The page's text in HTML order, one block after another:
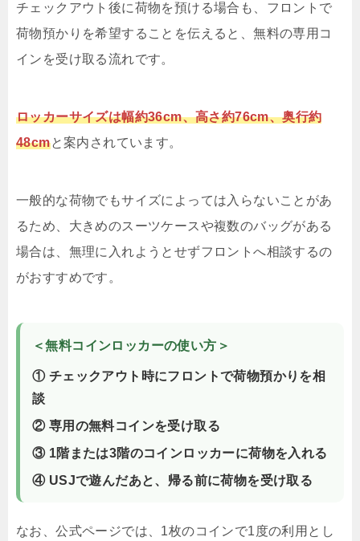
チェックアウト後に荷物を預ける場合も、フロントで
荷物預かりを希望することを伝えると、無料の専用コ
インを受け取る流れです。
ロッカーサイズは幅約36cm、高さ約76cm、奥行約
48cmと案内されています。
一般的な荷物でもサイズによっては入らないことがあ
るため、大きめのスーツケースや複数のバッグがある
場合は、無理に入れようとせずフロントへ相談するの
がおすすめです。
＜無料コインロッカーの使い方＞
① チェックアウト時にフロントで荷物預かりを相
談
② 専用の無料コインを受け取る
③ 1階または3階のコインロッカーに荷物を入れる
④ USJで遊んだあと、帰る前に荷物を受け取る
なお、公式ページでは、1枚のコインで1度の利用とし